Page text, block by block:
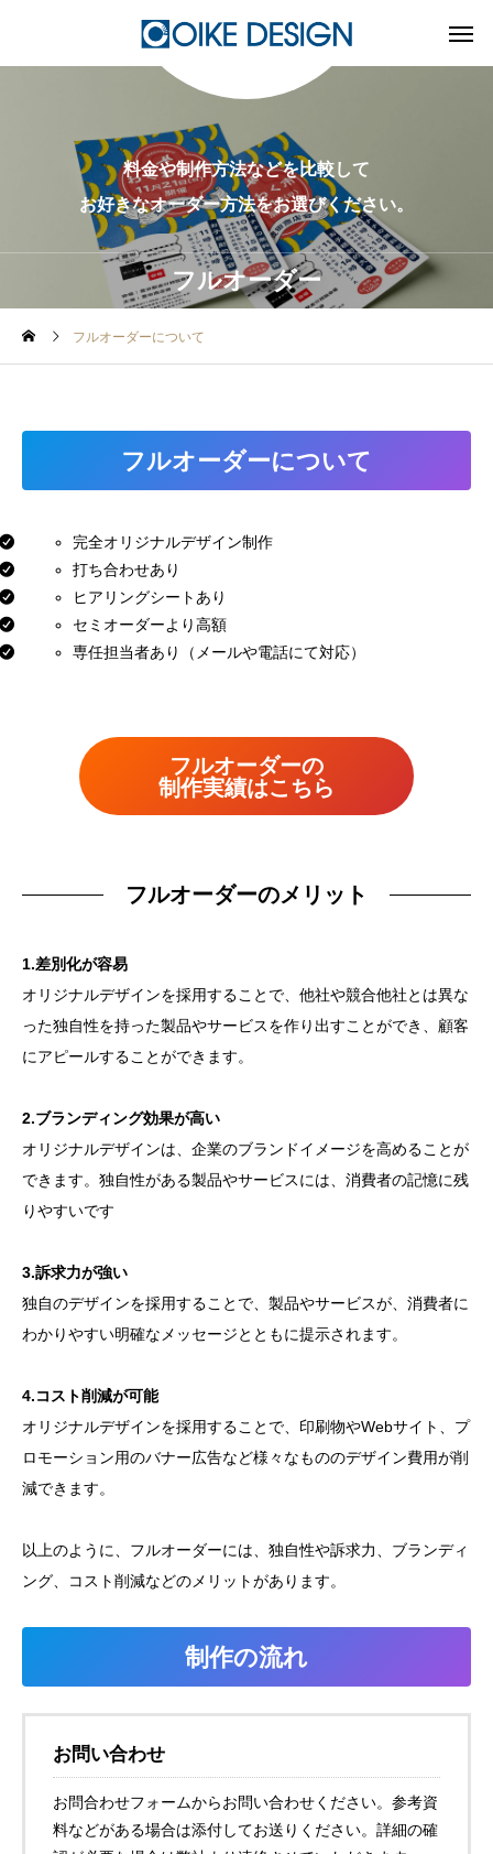
料金や制作方法などを比較して
お好きなオーダー方法をお選びください。
フルオーダー
フルオーダーについて
フルオーダーについて
完全オリジナルデザイン制作
打ち合わせあり
ヒアリングシートあり
セミオーダーより高額
専任担当者あり（メールや電話にて対応）
フルオーダーの
制作実績はこちら
フルオーダーのメリット
1.差別化が容易
オリジナルデザインを採用することで、他社や競合他社とは異な
った独自性を持った製品やサービスを作り出すことができ、顧客
にアピールすることができます。
2.ブランディング効果が高い
オリジナルデザインは、企業のブランドイメージを高めることが
できます。独自性がある製品やサービスには、消費者の記憶に残
りやすいです
3.訴求力が強い
独自のデザインを採用することで、製品やサービスが、消費者に
わかりやすい明確なメッセージとともに提示されます。
4.コスト削減が可能
オリジナルデザインを採用することで、印刷物やWebサイト、プ
ロモーション用のバナー広告など様々なもののデザイン費用が削
減できます。
以上のように、フルオーダーには、独自性や訴求力、ブランディ
ング、コスト削減などのメリットがあります。
制作の流れ
お問い合わせ
お問合わせフォームからお問い合わせください。参考資
料などがある場合は添付してお送りください。詳細の確